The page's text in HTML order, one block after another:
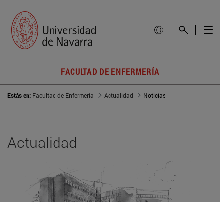
FACULTAD DE ENFERMERÍA
Estás en: Facultad de Enfermería Actualidad Noticias
Actualidad